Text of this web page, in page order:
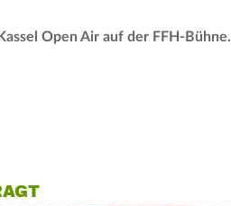
Open Air auf der FFH-Bühne.